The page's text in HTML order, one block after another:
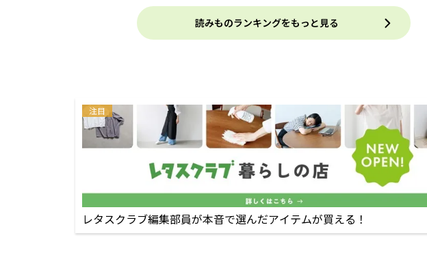
読みものランキングをもっと見る
注目
レタスクラブ編集部員が本音で選んだアイテムが買える！